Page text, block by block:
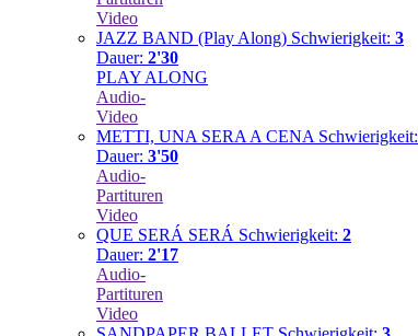
Video
JAZZ BAND (Play Along) Schwierigkeit: 3
Dauer: 2'30
PLAY ALONG
Audio-
Video
METTI, UNA SERA A CENA Schwierigkeit:
Dauer: 3'50
Audio-
Partituren
Video
QUE SERÁ SERÁ Schwierigkeit: 2
Dauer: 2'17
Audio-
Partituren
Video